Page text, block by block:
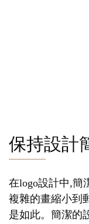
保持設計
在logo設計中,簡
複雜的畫縮小到
是如此。簡潔的